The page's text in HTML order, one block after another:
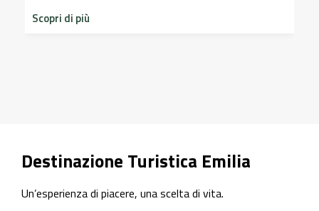
Scopri di più
Destinazione Turistica Emilia
Un’esperienza di piacere, una scelta di vita.